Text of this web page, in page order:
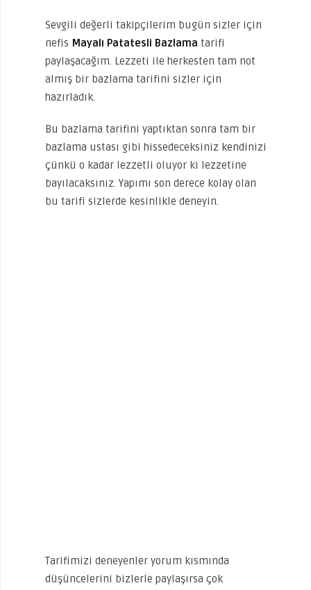
Sevgili değerli takipçilerim bugün sizler için
nefis Mayalı Patatesli Bazlama tarifi
paylaşacağım. Lezzeti ile herkesten tam not
almış bir bazlama tarifini sizler için
hazırladık.
Bu bazlama tarifini yaptıktan sonra tam bir
bazlama ustası gibi hissedeceksiniz kendinizi
çünkü o kadar lezzetli oluyor ki lezzetine
bayılacaksınız. Yapımı son derece kolay olan
bu tarifi sizlerde kesinlikle deneyin.
Tarifimizi deneyenler yorum kısmında
düşüncelerini bizlerle paylaşırsa çok